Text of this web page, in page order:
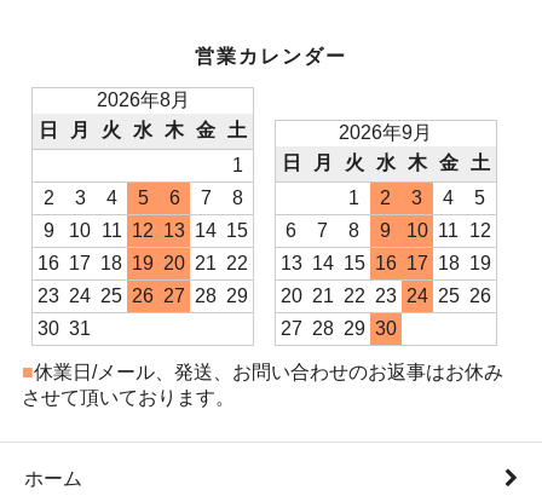
営業カレンダー
2026年8月
日
月 火 水 木 金
土
1
2
3 4 5 6 7
8
9
10 11 12 13 14 15
16 17 18 19 20 21 22
23 24 25 26 27 28 29
30 31
2026年9月
日
月 火 水 木 金
土
1
2 3 4
5
6
7 8 9 10 11
12
13 14 15 16 17 18 19
20 21 22 23 24 25 26
27 28 29 30
■休業日/メール、発送、お問い合わせのお返事はお休み
させて頂いております。
ホーム